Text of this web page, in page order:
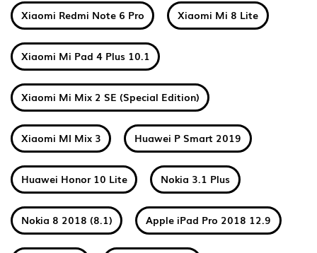
Xiaomi Redmi Note 6 Pro Xiaomi Mi 8 Lite
Xiaomi Mi Pad 4 Plus 10.1
Xiaomi Mi Mix 2 SE (Special Edition)
Xiaomi MI Mix 3 Huawei P Smart 2019
Huawei Honor 10 Lite Nokia 3.1 Plus
Nokia 8 2018 (8.1) Apple iPad Pro 2018 12.9